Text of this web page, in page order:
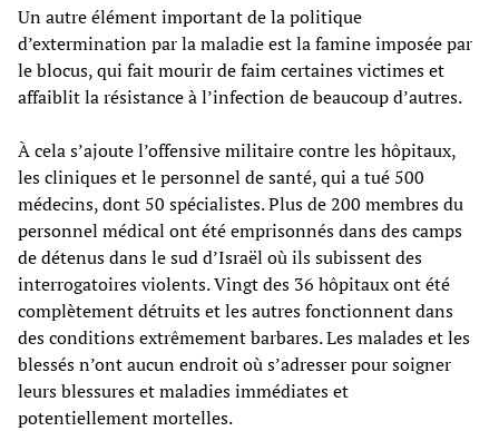
Un autre élément important de la politique
d’extermination par la maladie est la famine imposée par
le blocus, qui fait mourir de faim certaines victimes et
affaiblit la résistance à l’infection de beaucoup d’autres.
À cela s’ajoute l’offensive militaire contre les hôpitaux,
les cliniques et le personnel de santé, qui a tué 500
médecins, dont 50 spécialistes. Plus de 200 membres du
personnel médical ont été emprisonnés dans des camps
de détenus dans le sud d’Israël où ils subissent des
interrogatoires violents. Vingt des 36 hôpitaux ont été
complètement détruits et les autres fonctionnent dans
des conditions extrêmement barbares. Les malades et les
blessés n’ont aucun endroit où s’adresser pour soigner
leurs blessures et maladies immédiates et
potentiellement mortelles.